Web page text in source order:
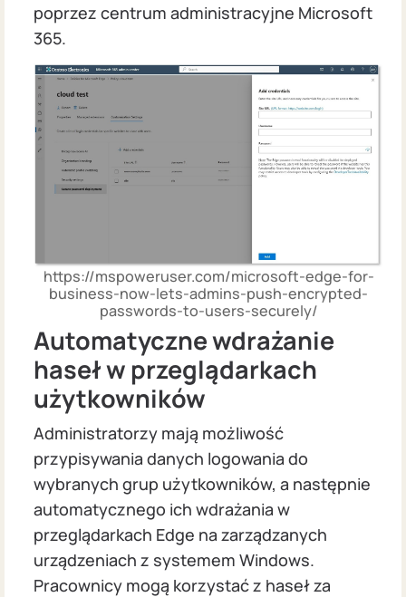
poprzez centrum administracyjne Microsoft
365.
https://mspoweruser.com/microsoft-edge-for-
business-now-lets-admins-push-encrypted-
passwords-to-users-securely/
Automatyczne wdrażanie
haseł w przeglądarkach
użytkowników
Administratorzy mają możliwość
przypisywania danych logowania do
wybranych grup użytkowników, a następnie
automatycznego ich wdrażania w
przeglądarkach Edge na zarządzanych
urządzeniach z systemem Windows.
Pracownicy mogą korzystać z haseł za